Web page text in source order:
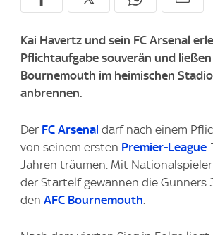
Kai Havertz und sein FC Arsenal
Pflichtaufgabe souverän und ließen
Bournemouth im heimischen
anbrennen.
Der FC Arsenal darf nach einem
von seinem ersten Premier-League-
Jahren träumen. Mit Nationalspieler
der Startelf gewannen die Gunners
den AFC Bournemouth